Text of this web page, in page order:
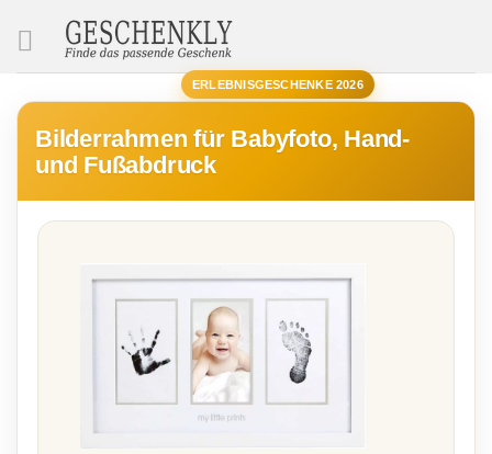
ERLEBNISGESCHENKE 2026
Bilderrahmen für Babyfoto, Hand-
und Fußabdruck